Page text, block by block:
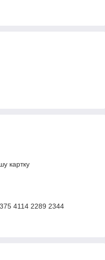
картку
4114 2289 2344